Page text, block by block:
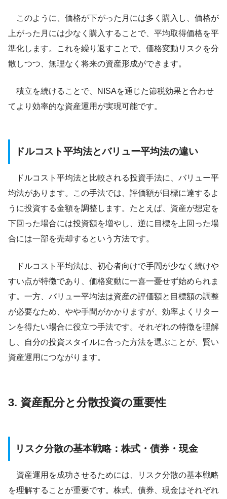
このように、価格が下がった月には多く購入し、価格が
上がった月には少なく購入することで、平均取得価格を平
準化します。これを繰り返すことで、価格変動リスクを分
散しつつ、無理なく将来の資産形成ができます。
積立を続けることで、NISAを通じた節税効果と合わせ
てより効率的な資産運用が実現可能です。
ドルコスト平均法とバリュー平均法の違い
ドルコスト平均法と比較される投資手法に、バリュー平
均法があります。この手法では、評価額が目標に達するよ
うに投資する金額を調整します。たとえば、資産が想定を
下回った場合には投資額を増やし、逆に目標を上回った場
合には一部を売却するという方法です。
ドルコスト平均法は、初心者向けで手間が少なく続けや
すい点が特徴であり、価格変動に一喜一憂せず始められま
す。一方、バリュー平均法は資産の評価額と目標額の調整
が必要なため、やや手間がかかりますが、効率よくリター
ンを得たい場合に役立つ手法です。それぞれの特徴を理解
し、自分の投資スタイルに合った方法を選ぶことが、賢い
資産運用につながります。
3. 資産配分と分散投資の重要性
リスク分散の基本戦略：株式・債券・現金
資産運用を成功させるためには、リスク分散の基本戦略
を理解することが重要です。株式、債券、現金はそれぞれ